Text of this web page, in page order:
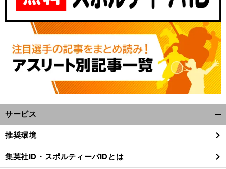
サービス
閉
る
推奨環境
集英社ID・スポルティーバIDとは